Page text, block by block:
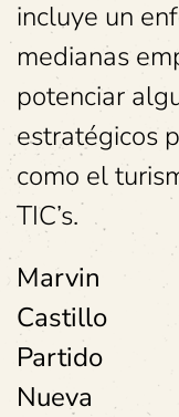
incluye un
medianas
potenciar
estratégicos
como el
TIC’s.
Marvin
Castillo
Partido
Nueva